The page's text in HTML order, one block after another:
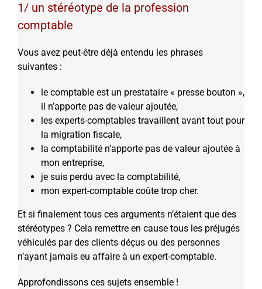
1/ un stéréotype de la profession
comptable
Vous avez peut-être déjà entendu les phrases
suivantes :
le comptable est un prestataire « presse bouton »,
il n’apporte pas de valeur ajoutée,
les experts-comptables travaillent avant tout pour
la migration fiscale,
la comptabilité n’apporte pas de valeur ajoutée à
mon entreprise,
je suis perdu avec la comptabilité,
mon expert-comptable coûte trop cher.
Et si finalement tous ces arguments n’étaient que des
stéréotypes ? Cela remettre en cause tous les préjugés
véhiculés par des clients déçus ou des personnes
n’ayant jamais eu affaire à un expert-comptable.
Approfondissons ces sujets ensemble !